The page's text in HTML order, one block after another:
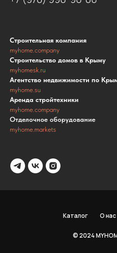
Строительная компания
myhome.company
Строительство домов в Крыму
myhomesk.ru
Агентство недвижимости по
myhome.su
Аренда стройтехники
myhome.company
Отделочное оборудование
myhome.markets
Каталог О нас
© 2024